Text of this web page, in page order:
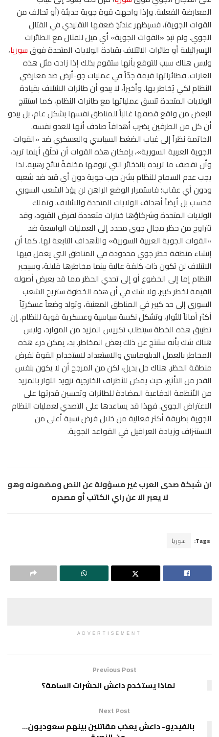
المعارضة الفعلية. وإذا واجهت قوة جوية حديثة (أو تحالف من
القوات الجوية)، فسيظهر عندئذٍ ضعفها التقليدي في القتال
الجوي. ولم تبدِ «القوات الجوية» أي ميل للقتال مع الطائرات
الإسرائيلية أو طائرات الائتلاف بقيادة الولايات المتحدة فوقسوريا،
وليس هناك سبب للتوقع بأنها ستقوم بذلك إذا زادت مثل هذه
الغارات. فطائراتها قيمة جدّاً في عمليات جو-أرض ضد معارضي
النظام لكي يُخاطر بها. وأخيراً، لا يبدو أن طائرات الائتلاف بقيادة
الولايات المتحدة تنسق عملياتها مع طائرات النظام، كما استنتج
البعض من واقع قصفها غالباً للمناطق نفسها بشكل عام، بل يبدو
أن كل من الطرفين يضرب أهدافاً صادف أنها للعدو نفسه.
الخاتمة نظراً إلى غياب الضغط السياسي والعسكري ضد «القوات
الجوية العربية السورية»، بإمكان هذه القوات أن تحلّق أينما تريد،
وأن تقصف ما تريده بالذخائر التي تروقها مخلفةً نتائج رهيبة. لذا
يجب عدم السماح للنظام بشن حرب جوية دون أي قيد ضد شعبه
ودون أي عقاب؛ فاستمرار الوضع الراهن لن يؤذ الشعب السوري
فحسب بل أيضاً أهداف الولايات المتحدة والائتلاف. وتملك
الولايات المتحدة وشركاؤها خيارات متعددة لفرض القيود، وقد
تتراوح من حظر مجال جوي محدد إلى العمليات الواسعة ضد
«القوات الجوية العربية السورية» والأهداف التابعة لها. كما أن
إنشاء منطقة حظر جوي محدودة في المناطق التي يعمل فيها
الائتلاف لن تكون ذات كلفة عالية بينما مخاطرها قليلة، وسيجبر
النظام إما إلى الخضوع أو إلى تحدي الحظر مما قد يعرض أصوله
القيمة لخطر كبير. ولا شك في أن هذه الخطوة ستريح الشعب
السوري إلى حد كبير في المناطق المعنية، وتولد وضعاً عسكريّاً
أكثر أماناً للثوار، وتشكل نكسة سياسية وعسكرية قوية للنظام. إن
تطبيق هذه الخطة سيتطلب تكريس المزيد من الموارد، وليس
هناك شك بأنه ستنتج عن ذلك بعض المخاطر. بد، يمكن درء هذه
المخاطر بالعمل الدبلوماسي والاستعداد لاستخدام القوة لفرض
منطقة الحظر. هناك حل بديل، لكن من المرجح أن لا يكون بنفس
القدر من التأثير، حيث يمكن للأطراف الخارجية تزويد الثوار بالمزيد
من الأنظمة الدفاعية المضادة للطائرات وتحسين قدرتها على
الاعتراض الجوي. فهذا قد يساعدها على التصدي لعمليات النظام
الجوية بطريقة أكثر فعالية من خلال فرض نسبة أعلى من
الاستنزاف وزيادة العراقيل في القواعد الجوية.
ان شبكة صدى العرب غير مسؤولة عن النص ومضمونه وهو
لا يعبر الا عن راي الكاتب أو مصدره
Tags: سوريا
ADVERTISEMENT
Previous Post
لماذا يستخدم داعش الحشرات السامة؟
Next Post
بالفيديو- داعش يعذب مقاتلين بينهم سعوديون…